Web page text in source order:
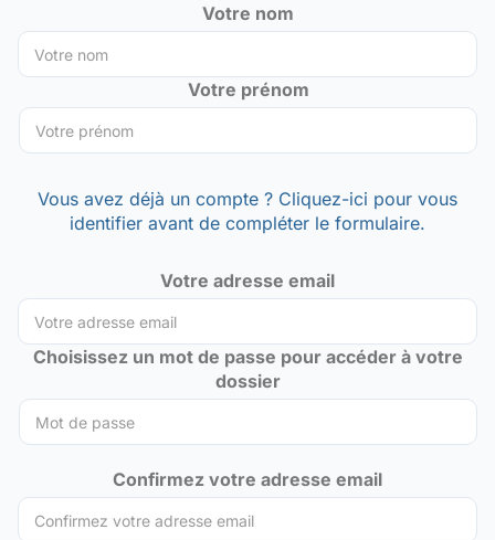
Votre nom
Votre prénom
Vous avez déjà un compte ? Cliquez-ici pour vous
identifier avant de compléter le formulaire.
Votre adresse email
Choisissez un mot de passe pour accéder à votre
dossier
Confirmez votre adresse email